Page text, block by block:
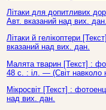
Літаки для допитливих
Авт. вказаний над вих. дан.
Літаки й гелікоптери
вказаний над вих. дан.
Малята тварин [Текст] :
48 с. : іл. — (Світ навколо
Мікросвіт [Текст] :
над вих. дан.